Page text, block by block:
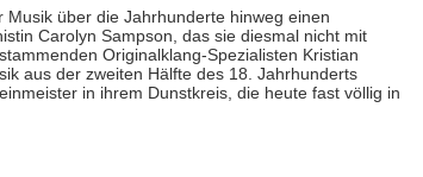
über die Jahrhunderte hinweg einen
Carolyn Sampson, das sie diesmal nicht mit
Originalklang-Spezialisten Kristian
aus der zweiten Hälfte des 18. Jahrhunderts
in ihrem Dunstkreis, die heute fast völlig in